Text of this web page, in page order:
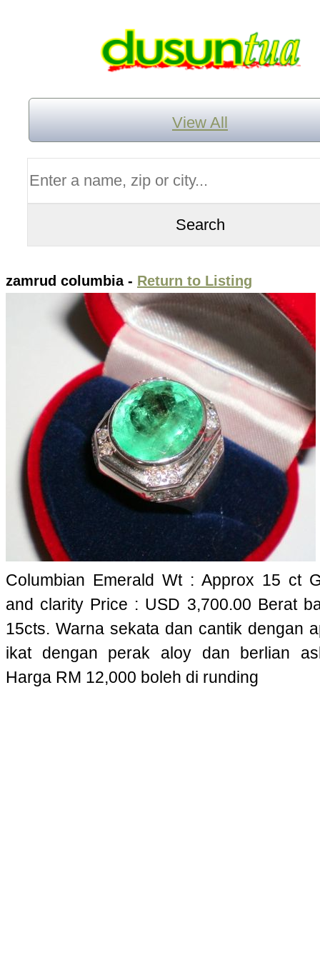
View All
zamrud columbia - Return to Listing
Columbian Emerald Wt : Approx 15 ct
and clarity Price : USD 3,700.00 Berat
15cts. Warna sekata dan cantik dengan
ikat dengan perak aloy dan berlian
Harga RM 12,000 boleh di runding